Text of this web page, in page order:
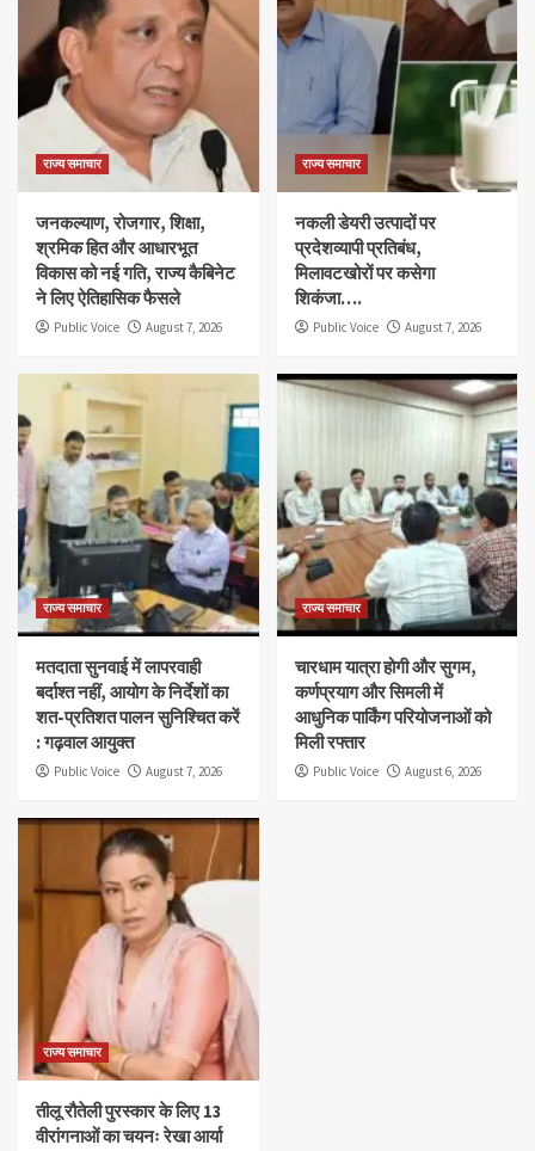
राज्य समाचार
जनकल्याण, रोजगार, शिक्षा,
श्रमिक हित और आधारभूत
विकास को नई गति, राज्य कैबिनेट
ने लिए ऐतिहासिक फैसले
Public Voice August 7, 2026
राज्य समाचार
नकली डेयरी उत्पादों पर
प्रदेशव्यापी प्रतिबंध,
मिलावटखोरों पर कसेगा
शिकंजा….
Public Voice August 7, 2026
राज्य समाचार
मतदाता सुनवाई में लापरवाही
बर्दाश्त नहीं, आयोग के निर्देशों का
शत-प्रतिशत पालन सुनिश्चित करें
: गढ़वाल आयुक्त
Public Voice August 7, 2026
राज्य समाचार
चारधाम यात्रा होगी और सुगम,
कर्णप्रयाग और सिमली में
आधुनिक पार्किंग परियोजनाओं को
मिली रफ्तार
Public Voice August 6, 2026
राज्य समाचार
तीलू रौतेली पुरस्कार के लिए 13
वीरांगनाओं का चयनः रेखा आर्या